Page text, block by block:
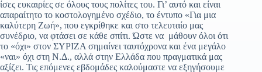
ίσες ευκαιρίες σε όλους τους πολίτες του. Γι’ αυτό και είναι
απαραίτητο το κοστολογημένο σχέδιο, το έντυπο «Για μια
καλύτερη Ζωή», που εγκρίθηκε και στο τελευταίο μας
συνέδριο, να φτάσει σε κάθε σπίτι. Ώστε να μάθουν όλοι ότι
το «όχι» στον ΣΥΡΙΖΑ σημαίνει ταυτόχρονα και ένα μεγάλο
«ναι» όχι στη Ν.Δ., αλλά στην Ελλάδα που πραγματικά μας
αξίζει. Τις επόμενες εβδομάδες καλούμαστε να εξηγήσουμε